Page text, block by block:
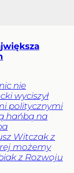
nie
wyciszył
politycznymi
hańbą na
Witczak z
możemy
z Rozwoju